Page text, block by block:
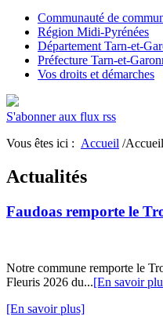
Communauté de
Région Midi-Pyrénées
Département Tarn-et-
Préfecture Tarn-et-
Vos droits et démarches
S'abonner aux flux rss
Vous êtes ici : Accueil /Accueil
Actualités
Faudoas remporte le
Notre commune remporte le
Fleuris 2026 du...[En savoir
[En savoir plus]